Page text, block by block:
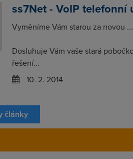
ss7Net - VoIP telefonní
Vyměníme Vám starou za novou ...
Dosluhuje Vám vaše stará
řešení...
10. 2. 2014
články